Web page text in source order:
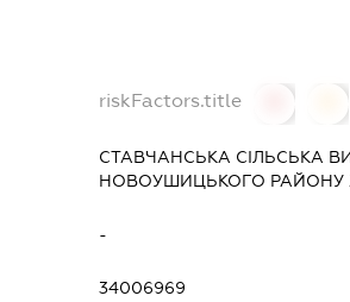
riskFactors.title
СТАВЧАНСЬКА СІЛЬСЬКА
НОВОУШИЦЬКОГО РАЙОНУ
-
34006969